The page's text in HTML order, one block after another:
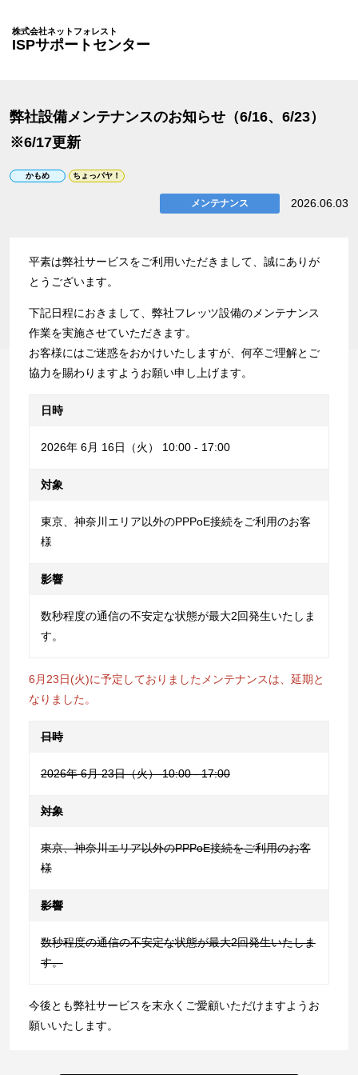
株式会社ネットフォレスト
ISPサポートセンター
弊社設備メンテナンスのお知らせ（6/16、6/23）
※6/17更新
かもめ ちょっパヤ！
メンテナンス 2026.06.03
平素は弊社サービスをご利用いただきまして、誠にありが
とうございます。
下記日程におきまして、弊社フレッツ設備のメンテナンス
作業を実施させていただきます。
お客様にはご迷惑をおかけいたしますが、何卒ご理解とご
協力を賜わりますようお願い申し上げます。
日時
2026年 6月 16日（火） 10:00 - 17:00
対象
東京、神奈川エリア以外のPPPoE接続をご利用のお客
様
影響
数秒程度の通信の不安定な状態が最大2回発生いたしま
す。
6月23日(火)に予定しておりましたメンテナンスは、延期と
なりました。
日時
2026年 6月 23日（火） 10:00 - 17:00
対象
東京、神奈川エリア以外のPPPoE接続をご利用のお客
様
影響
数秒程度の通信の不安定な状態が最大2回発生いたしま
す。
今後とも弊社サービスを末永くご愛顧いただけますようお
願いいたします。